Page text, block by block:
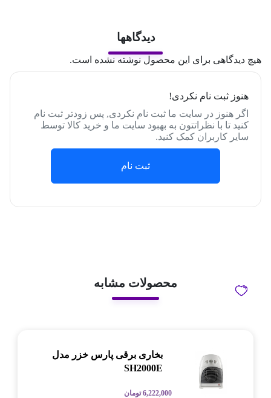
دیدگاهها
هیچ دیدگاهی برای این محصول نوشته نشده است.
هنوز ثبت نام نکردی!
اگر هنوز در سایت ما ثبت نام نکردی, پس زودتر ثبت نام
کنید تا با نظراتتون به بهبود سایت ما و خرید کالا توسط
سایر کاربران کمک کنید.
ثبت نام
محصولات مشابه
بخاری برقی پارس خزر مدل
SH2000E
6,222,000 تومان